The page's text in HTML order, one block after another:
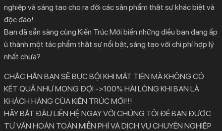
nghiệp và sáng tạo cho ra đời các sản phẩm thật sự khác biệt và
độc đáo!
Bạn đã sẵn sàng cùng Kiến Trúc Mới biến những điều bạn đang ấp
ủ thành một tác phẩm thật sự nổi bật, sáng tạo với chi phí hợp lý
nhất chưa?
CHẮC HẲN BẠN SẼ BỰC BỘI KHI MẤT TIỀN MÀ KHÔNG CÓ
KẾT QUẢ NHƯ MONG ĐỢI ->100% HÀI LÒNG KHI BẠN LÀ
KHÁCH HÀNG CỦA KIẾN TRÚC MỚI!!!
HÃY BẮT ĐẦU LIÊN HỆ NGAY VỚI CHÚNG TÔI ĐỂ BẠN ĐƯỢC
TƯ VẤN HOÀN TOÀN MIỄN PHÍ VÀ DỊCH VỤ CHUYÊN NGHIỆP